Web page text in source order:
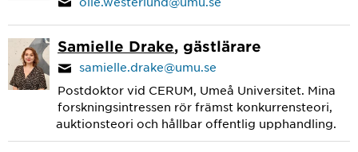
Samielle Drake, gästlärare
samielle.drake@umu.se
Postdoktor vid CERUM, Umeå Universitet. Mina
forskningsintressen rör främst konkurrensteori,
auktionsteori och hållbar offentlig upphandling.